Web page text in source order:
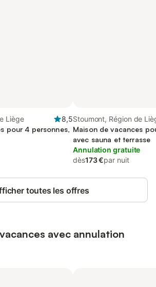
Liège
8,5
pour 4 personnes,
Stoumont, Région de
Maison de vacances
avec sauna et terrasse
Annulation gratuite
dès173 €par nuit
toutes les offres
avec annulation